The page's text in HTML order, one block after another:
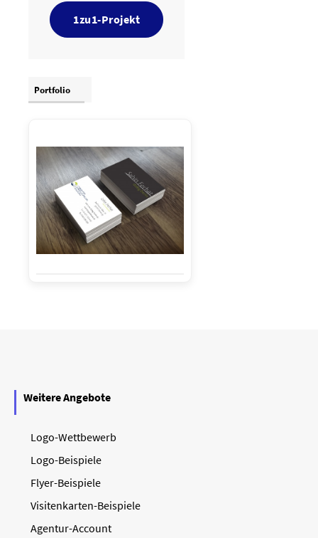
1zu1-Projekt
Portfolio
Weitere Angebote
Logo-Wettbewerb
Logo-Beispiele
Flyer-Beispiele
Visitenkarten-Beispiele
Agentur-Account